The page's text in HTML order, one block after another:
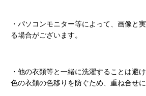
・パソコンモニター等によって、画像と
る場合がございます。
・他の衣類等と一緒に洗濯することは避
色の衣類の色移りを防ぐため、重ね合せに